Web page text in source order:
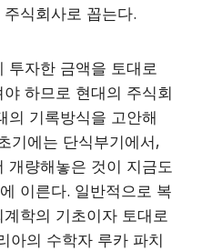
식회사로 꼽는다.
투자한 금액을 토대로
하므로 현대의 주식회
의 기록방식을 고안해
기에는 단식부기에서,
개량해놓은 것이 지금도
이른다. 일반적으로 복
학의 기초이자 토대로
아의 수학자 루카 파치